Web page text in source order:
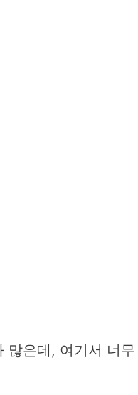
많은데, 여기서 너무